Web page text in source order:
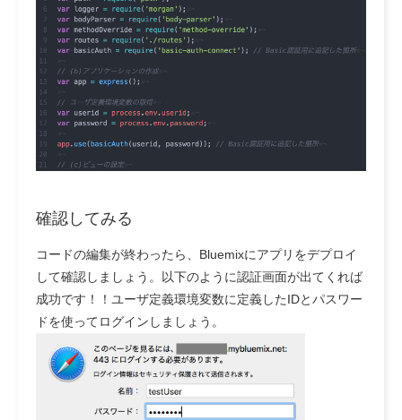
確認してみる
コードの編集が終わったら、Bluemixにアプリをデプロイ
して確認しましょう。以下のように認証画面が出てくれば
成功です！！ユーザ定義環境変数に定義したIDとパスワー
ドを使ってログインしましょう。